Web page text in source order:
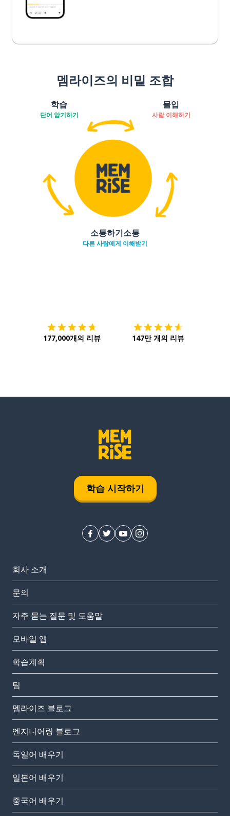
멤라이즈의 비밀 조합
학습
단어 암기하기
몰입
사람 이해하기
소통하기소통
다른 사람에게 이해받기
177,000개의 리뷰 147만 개의 리뷰
학습 시작하기
회사 소개
문의
자주 묻는 질문 및 도움말
모바일 앱
학습계획
팀
멤라이즈 블로그
엔지니어링 블로그
독일어 배우기
일본어 배우기
중국어 배우기